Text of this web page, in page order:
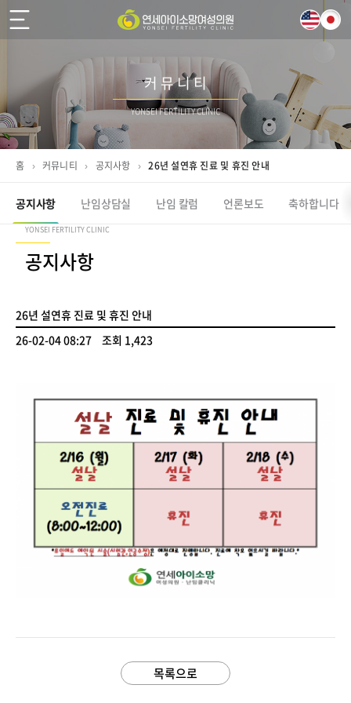
커 뮤 니 티
YONSEI FERTILITY CLINIC
홈 › 커뮤니티 › 공지사항 › 26년 설연휴 진료 및 휴진 안내
공지사항 난임상담실 난임 칼럼 언론보도 축하합니다
YONSEI FERTILITY CLINIC
공지사항
26년 설연휴 진료 및 휴진 안내
26-02-04 08:27
조회 1,423
목록으로